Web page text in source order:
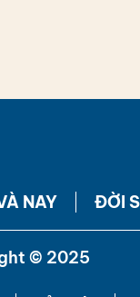
NAY ĐỜI
© 2025